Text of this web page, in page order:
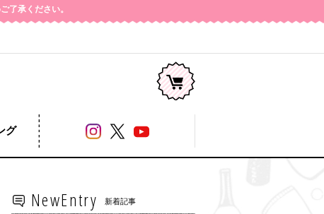
了承ください。
コージー本舗
グ
NewEntry 新着記事